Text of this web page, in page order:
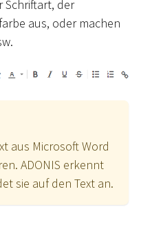
Schriftart, der
aus, oder machen
aus Microsoft Word
ADONIS erkennt
sie auf den Text an.